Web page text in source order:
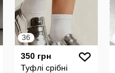
36
350 грн
Туфлі срібні